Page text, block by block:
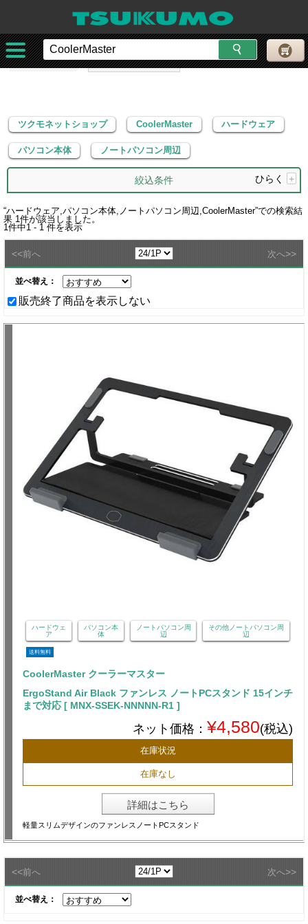
ツクモネットショップ
ハードウェア
パソコン本体
ノートパソコン周辺
ツクモネットショップ CoolerMaster ハードウェア
パソコン本体 ノートパソコン周辺
絞込条件 ひらく +
“ハードウェア,パソコン本体,ノートパソコン周辺,CoolerMaster”での検索結
果 1件が該当しました。
1件中1 - 1 件を表示
<<前へ 次へ>>
並べ替え：
販売終了商品を表示しない
ハードウェ
ア
パソコン本
体
ノートパソコン周
辺
その他ノートパソコン周
辺
送料無料
CoolerMaster クーラーマスター
ErgoStand Air Black ファンレス ノートPCスタンド 15インチ
まで対応 [ MNX-SSEK-NNNNN-R1 ]
ネット価格： ¥4,580(税込)
在庫状況
在庫なし
詳細はこちら
軽量スリムデザインのファンレスノートPCスタンド
<<前へ 次へ>>
並べ替え：